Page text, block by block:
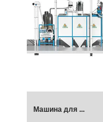
Машина для ...